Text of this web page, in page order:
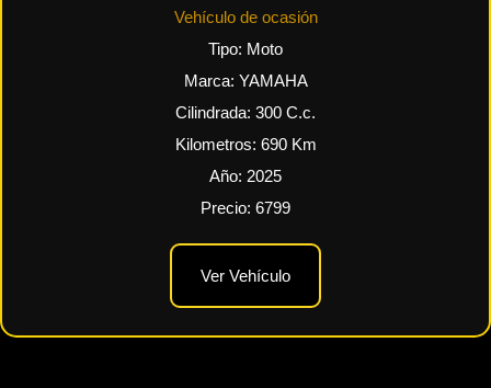
Vehículo de ocasión
Tipo: Moto
Marca: YAMAHA
Cilindrada: 300 C.c.
Kilometros: 690Km
Año: 2025
Precio: 6799
Ver Vehículo